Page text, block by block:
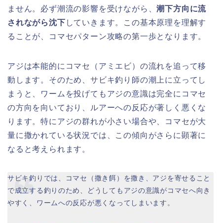
ません。必ず潮流の影響を受けながら、潮下方向に流
されながら沈下 していきます。この基本原理を理解す
ることが、コマセパターン攻略の第一歩となります。
アジは本能的にコマセ（アミエビ）の流れを追って移
動します。そのため、サビキ釣り師の潮上に立ってし
まうと、ワームを投げてもアジの意識は完全にコマセ
の方向を向いており、ルアーへの反応が著しく悪くな
ります。特にアジの群れが小さい場合や、コマセが大
量に撒かれている状況では、この傾向がさらに顕著に
なると考えられます。
サビキ釣りでは、コマセ（撒き餌）を撒き、アジを寄せること
で成立する釣りのため、どうしてもアジの意識がコマセへ向き
やすく、ワームへの反応が悪くなってしまいます。